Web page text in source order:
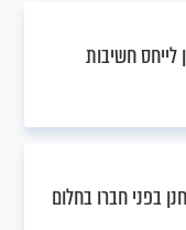
חשיבות
בפני חברו בחלום